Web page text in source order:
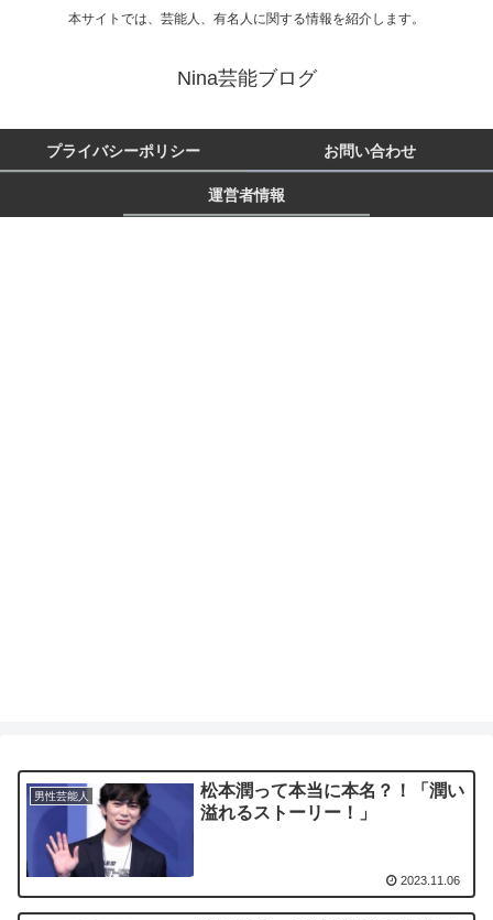
本サイトでは、芸能人、有名人に関する情報を紹介します。
Nina芸能ブログ
プライバシーポリシー お問い合わせ
運営者情報
男性芸能人
松本潤って本当に本名？！「潤い
溢れるストーリー！」
2023.11.06